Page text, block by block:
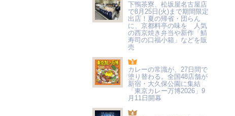
下鴨茶寮、松坂屋名古屋店
で8月25日(火)まで期間限定
出店！夏の帰省・団らん
に、京都料亭の味を 人気
の西京焼き弁当や新作「鯖
寿司の口福小箱」などを販
売
カレーの常識が、27日間で
塗り替わる。全国48店舗が
新宿・大久保公園に集結
「東京カレー万博2026」9
月11日開幕